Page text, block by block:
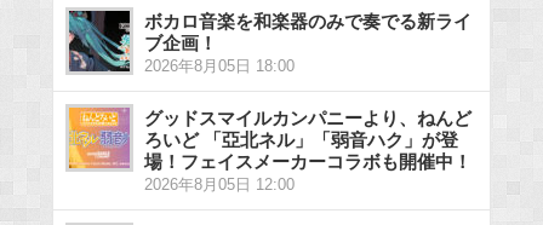
ボカロ音楽を和楽器のみで奏でる新ライ
ブ企画！
2026年8月05日 18:00
グッドスマイルカンパニーより、ねんど
ろいど 「亞北ネル」「弱音ハク」が登
場！フェイスメーカーコラボも開催中！
2026年8月05日 12:00